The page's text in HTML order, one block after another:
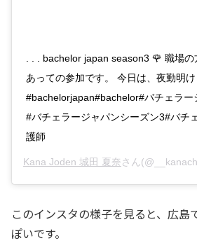
. . . bachelor japan season3 🌹 職場
あっての参加です。 今日は、夜勤明け
#bachelorjapan#bachelor#バチェラー
#バチェラージャパンシーズン3#バチ
護師
Kana Joden 城田 夏奈さん
このインスタの様子を見ると、広島
ぽいです。